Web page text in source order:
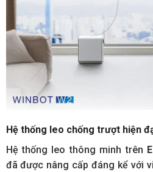
Hệ thống leo chống trượt hiện
Hệ thống leo thông minh trên
đã được nâng cấp đáng kể với